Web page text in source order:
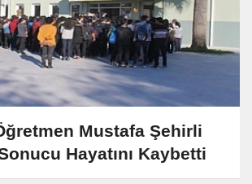
Mustafa Şehirli
Hayatını Kaybetti